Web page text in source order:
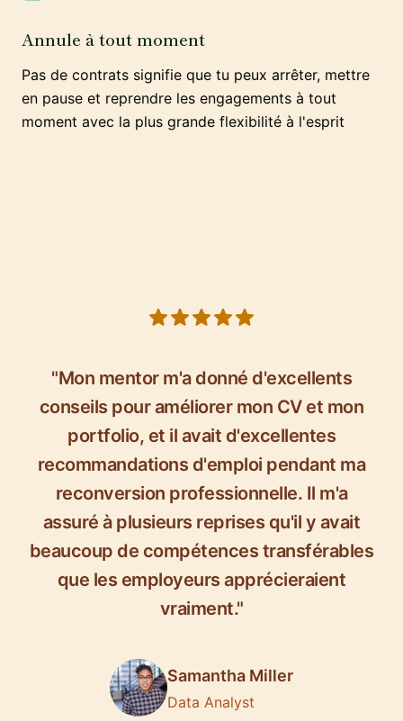
Annule à tout moment
Pas de contrats signifie que tu peux arrêter, mettre
en pause et reprendre les engagements à tout
moment avec la plus grande flexibilité à l'esprit
"Mon mentor m'a donné d'excellents
conseils pour améliorer mon CV et mon
portfolio, et il avait d'excellentes
recommandations d'emploi pendant ma
reconversion professionnelle. Il m'a
assuré à plusieurs reprises qu'il y avait
beaucoup de compétences transférables
que les employeurs apprécieraient
vraiment."
Samantha Miller
Data Analyst